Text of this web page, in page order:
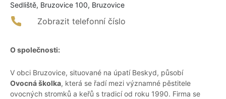
Sedliště, Bruzovice 100, Bruzovice
Zobrazit telefonní číslo
O společnosti:
V obci Bruzovice, situované na úpatí Beskyd, působí
Ovocná školka, která se řadí mezi významné pěstitele
ovocných stromků a keřů s tradicí od roku 1990. Firma se